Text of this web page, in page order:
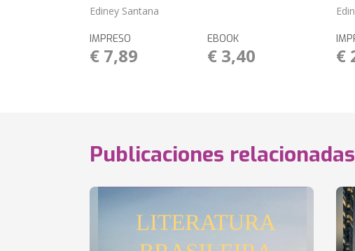
Ediney Santana
IMPRESO
€ 7,89
EBOOK
€ 3,40 €
Publicaciones relacionadas